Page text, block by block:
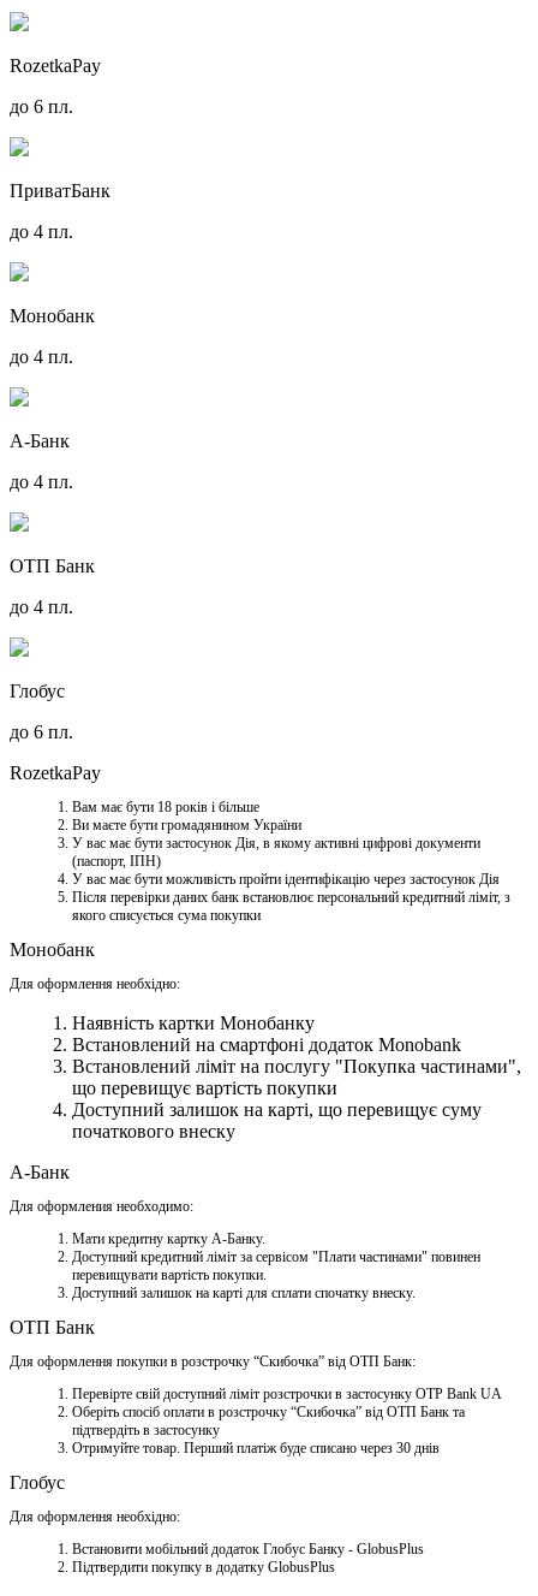
RozetkaPay
до 6 пл.
ПриватБанк
до 4 пл.
Монобанк
до 4 пл.
А-Банк
до 4 пл.
ОТП Банк
до 4 пл.
Глобус
до 6 пл.
RozetkaPay
Вам має бути 18 років і більше
Ви маєте бути громадянином України
У вас має бути застосунок Дія, в якому активні цифрові документи
(паспорт, ІПН)
У вас має бути можливість пройти ідентифікацію через застосунок Дія
Після перевірки даних банк встановлює персональний кредитний ліміт, з
якого списується сума покупки
Монобанк
Для оформлення необхідно:
Наявність картки Монобанку
Встановлений на смартфоні додаток Monobank
Встановлений ліміт на послугу "Покупка частинами",
що перевищує вартість покупки
Доступний залишок на карті, що перевищує суму
початкового внеску
А-Банк
Для оформления необходимо:
Мати кредитну картку A-Банку.
Доступний кредитний ліміт за сервісом "Плати частинами" повинен
перевищувати вартість покупки.
Доступний залишок на карті для сплати спочатку внеску.
ОТП Банк
Для оформлення покупки в розстрочку “Скибочка” від ОТП Банк:
Перевірте свій доступний ліміт розстрочки в застосунку OTP Bank UA
Оберіть спосіб оплати в розстрочку “Скибочка” від ОТП Банк та
підтвердіть в застосунку
Отримуйте товар. Перший платіж буде списано через 30 днів
Глобус
Для оформлення необхідно:
Встановити мобільний додаток Глобус Банку - GlobusPlus
Підтвердити покупку в додатку GlobusPlus